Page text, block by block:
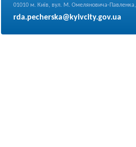
01010 м. Київ, вул. М. Омеляновича-
rda.pecherska@kyivcity.gov.ua